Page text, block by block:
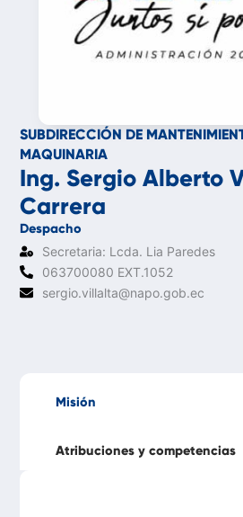
SUBDIRECCIÓN DE
MAQUINARIA
Ing. Sergio Alberto
Carrera
Despacho
Secretaria: Lcda. Lia Paredes
063700080 EXT.1052
sergio.villalta@napo.gob.ec
Misión
Atribuciones y competencias